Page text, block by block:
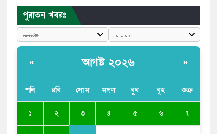
রাষ্ট্রপতি পদে প্রস্তাব পাননি ড. ইউনূস, বিএনপির বিবেচনায় মির্জা
ফখরুল
আধা কিলোমিটারের কাজ চলছে মাসের পর মাস: কুমিল্লার
পাঠাতেন ইসলামী বিশ্ববিদ্যালয়ের ছাত্রী
এনসিপি নেতা
পুরাতন খবরঃ
« আগষ্ট ২০২৬ »
শনি রবি সোম মঙ্গল বুধ বৃহ শুক্র
১ ২ ৩ ৪ ৫ ৬ ৭